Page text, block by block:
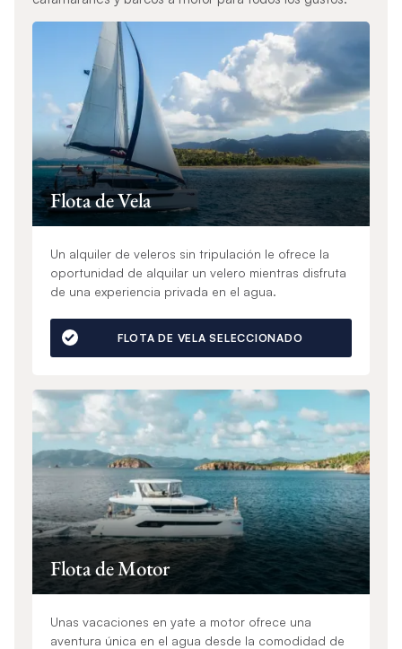
Flota de Vela
Un alquiler de veleros sin tripulación le ofrece la
oportunidad de alquilar un velero mientras disfruta
de una experiencia privada en el agua.
FLOTA DE VELA SELECCIONADO
Flota de Motor
Unas vacaciones en yate a motor ofrece una
aventura única en el agua desde la comodidad de